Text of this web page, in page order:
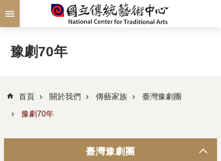
跳到主要內容區塊
豫劇70年
首頁 關於我們 傳藝家族 臺灣豫劇團
豫劇70年
臺灣豫劇團